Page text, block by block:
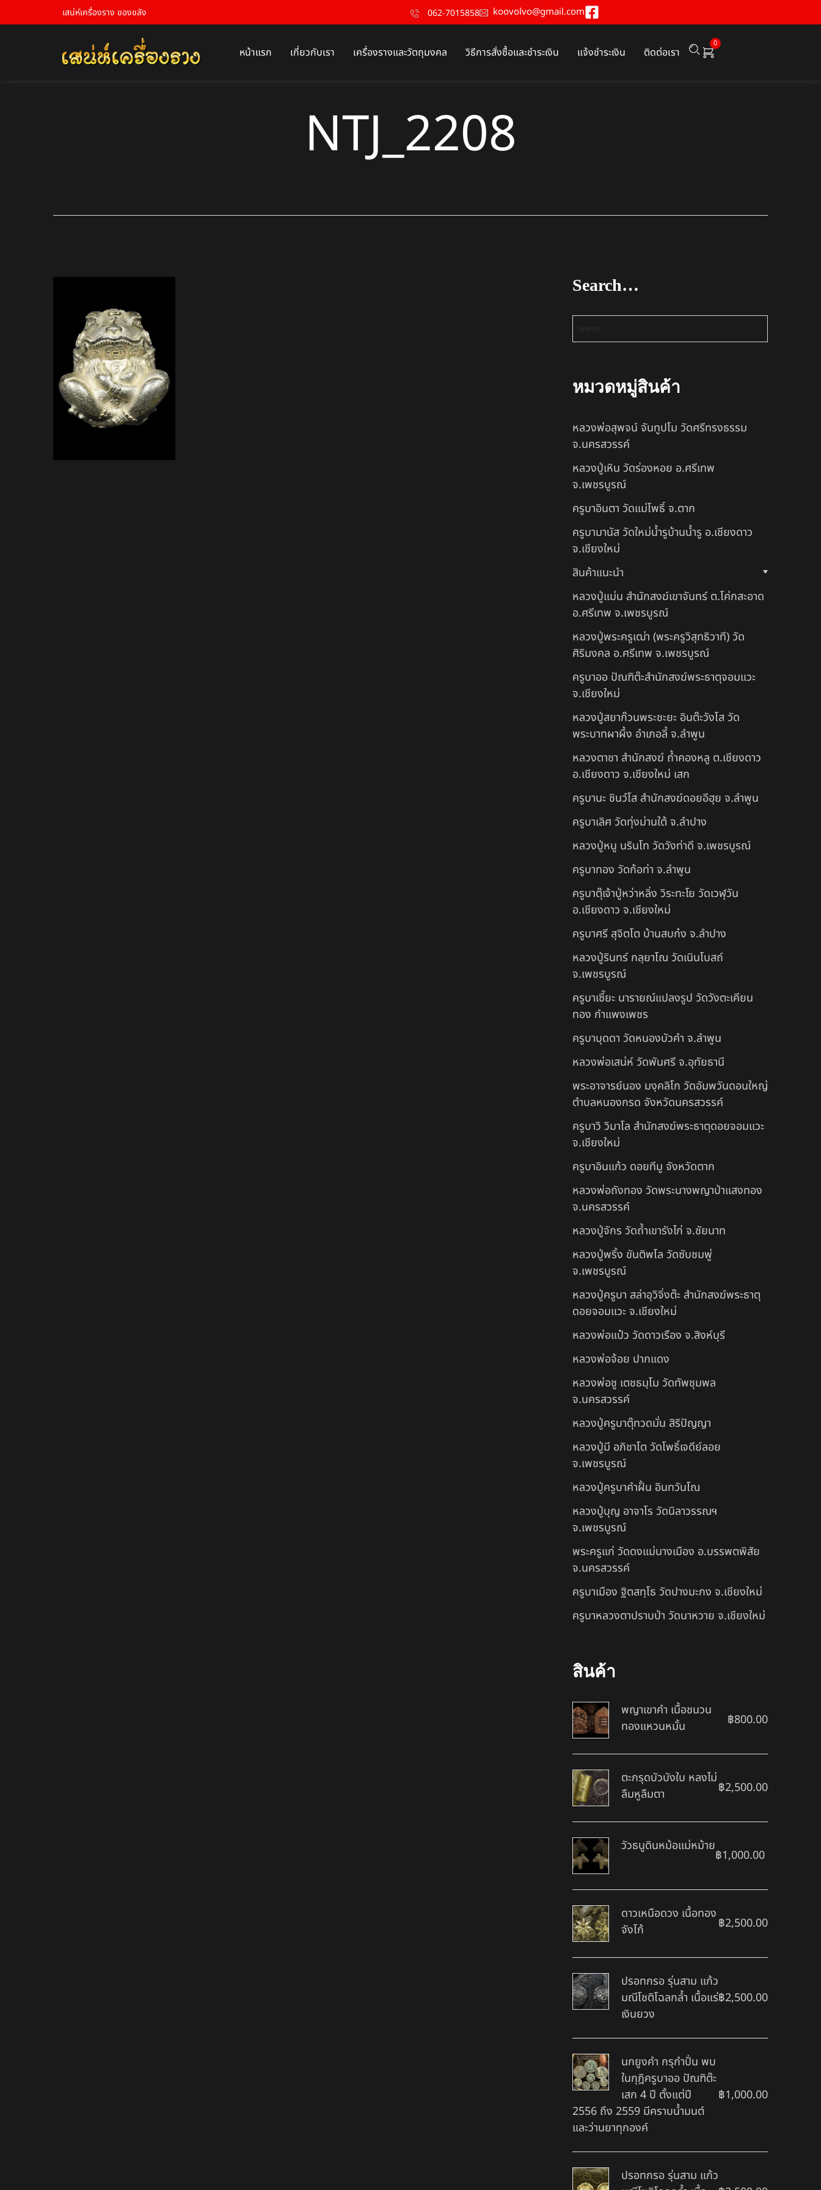
เสน่ห์เครื่องราง ของขลัง 062-7015858 koovolvo@gmail.com
หน้าแรก เกี่ยวกับเรา เครื่องรางและวัตถุมงคล วิธีการสั่งซื้อและชำระเงิน แจ้งชำระเงิน ติดต่อเรา
0
NTJ_2208
Search…
หมวดหมู่สินค้า
หลวงพ่อสุพจน์ จันทูปโม วัดศรีทรงธรรม
จ.นครสวรรค์
หลวงปู่เหิน วัดร่องหอย อ.ศรีเทพ
จ.เพชรบูรณ์
ครูบาอินตา วัดแม่โพธิ์ จ.ตาก
ครูบามานัส วัดใหม่น้ำรูบ้านน้ำรู อ.เชียงดาว
จ.เชียงใหม่
สินค้าแนะนำ
หลวงปู่แม่น สำนักสงฆ์เขาจันทร์ ต.โค่กสะอาด
อ.ศรีเทพ จ.เพชรบูรณ์
หลวงปู่พระครูเฒ่า (พระครูวิสุทธิวาที) วัด
ศิริมงคล อ.ศรีเทพ จ.เพชรบูรณ์
ครูบาออ ปัณฑิต๊ะสำนักสงฆ์พระธาตุจอมแวะ
จ.เชียงใหม่
หลวงปู่สยาก๊วนพระชะยะ อินต๊ะวังโส วัด
พระบาทผาผึ้ง อำเภอลี้ จ.ลำพูน
หลวงตาชา สำนักสงฆ์ ถ้ำคองหลู ต.เชียงดาว
อ.เชียงดาว จ.เชียงใหม่ เสก
ครูบานะ ชินวํโส สำนักสงฆ์ดอยอีฮุย จ.ลำพูน
ครูบาเลิศ วัดทุ่งม่านใต้ จ.ลำปาง
หลวงปู่หนู นรินโท วัดวังท่าดี จ.เพชรบูรณ์
ครูบาทอง วัดก้อท่า จ.ลำพูน
ครูบาตุ๊เจ้าปู่หว่าหลิ่ง วิระทะโย วัดเวฬุวัน
อ.เชียงดาว จ.เชียงใหม่
ครูบาศรี สุจิตโต บ้านสบก๋ง จ.ลำปาง
หลวงปู่รินทร์ กลฺยาโณ วัดเนินโบสถ์
จ.เพชรบูรณ์
ครูบาเซี๊ยะ นารายณ์แปลงรูป วัดวังตะเคียน
ทอง กำแพงเพชร
ครูบาบุดดา วัดหนองบัวคํา จ.ลําพูน
หลวงพ่อเสน่ห์ วัดพันศรี จ.อุทัยธานี
พระอาจารย์นอง มงฺคลิโก วัดอัมพวันดอนใหญ่
ตำบลหนองกรด จังหวัดนครสวรรค์
ครูบาวิ วิมาโล สำนักสงฆ์พระธาตุดอยจอมแวะ
จ.เชียงใหม่
ครูบาอินแก้ว ดอยทีมู จังหวัดตาก
หลวงพ่อถังทอง วัดพระนางพญาป่าแสงทอง
จ.นครสวรรค์
หลวงปู่จักร วัดถ้ำเขารังไก่ จ.ชัยนาท
หลวงปู่พริ้ง ขันติพโล วัดซับชมพู่
จ.เพชรบูรณ์
หลวงปู่ครูบา สล่าอุวิจิ่งต๊ะ สำนักสงฆ์พระธาตุ
ดอยจอมแวะ จ.เชียงใหม่
หลวงพ่อแป๋ว วัดดาวเรือง จ.สิงห์บุรี
หลวงพ่อจ้อย ปากแดง
หลวงพ่อชู เตชธมฺโม วัดทัพชุมพล
จ.นครสวรรค์
หลวงปู่ครูบาตุ๊ทวดมั่น สิริปัญญา
หลวงปู่มี อภิชาโต วัดโพธิ์เจดีย์ลอย
จ.เพชรบูรณ์
หลวงปู่ครูบาคำฝั้น อินทวันโณ
หลวงปู่บุญ อาจาโร วัดนิลาวรรณฯ
จ.เพชรบูรณ์
พระครูแก่ วัดดงแม่นางเมือง อ.บรรพตพิสัย
จ.นครสวรรค์
ครูบาเมือง ฐิตสทฺโธ วัดปางมะกง จ.เชียงใหม่
ครูบาหลวงตาปราบป่า วัดนาหวาย จ.เชียงใหม่
สินค้า
พญาเขาคำ เนื้อชนวน
ทองแหวนหมั้น
฿800.00
ตะกรุดบัวบังใบ หลงไม่
ลืมหูลืมตา
฿2,500.00
วัวธนูดินหม้อแม่หม้าย
฿1,000.00
ดาวเหนือดวง เนื้อทอง
จังโก้
฿2,500.00
ปรอทกรอ รุ่นสาม แก้ว
มณีโชติโฉลกล้ำ เนื้อแร่
เงินยวง
฿2,500.00
นกยูงคำ กรุกำปั่น พบ
ในกุฎิครูบาออ ปัณฑิต๊ะ
เสก 4 ปี ตั้งแต่ปี
2556 ถึง 2559 มีคราบน้ำมนต์
และว่านยาทุกองค์
฿1,000.00
ปรอทกรอ รุ่นสาม แก้ว